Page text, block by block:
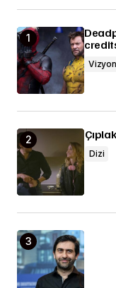
Dizi